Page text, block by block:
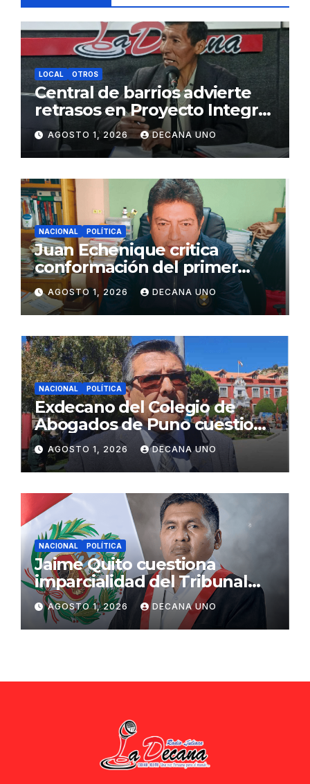
LOCAL OTROS
Central de barrios advierte
retrasos en Proyecto Integral
de Agua y Alcantarillado para
Juliaca
AGOSTO 1, 2026 DECANA UNO
NACIONAL POLÍTICA
Juan Echenique critica
conformación del primer
gabinete ministerial de Keiko
Fujimori
AGOSTO 1, 2026 DECANA UNO
NACIONAL POLÍTICA
Exdecano del Colegio de
Abogados de Puno cuestiona
propuestas sobre seguridad
ciudadana
AGOSTO 1, 2026 DECANA UNO
NACIONAL POLÍTICA
Jaime Quito cuestiona
imparcialidad del Tribunal
Constitucional tras liberación
de Ollanta Humala
AGOSTO 1, 2026 DECANA UNO